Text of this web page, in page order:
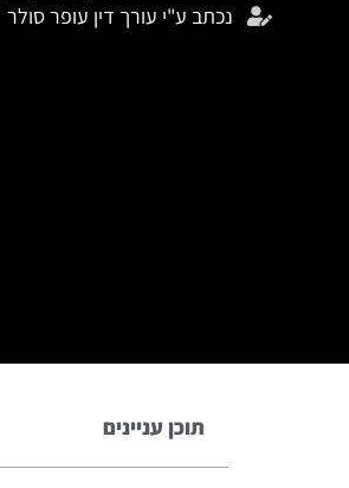
נכתב ע"י עורך דין עופר סולר
תוכן עניינים